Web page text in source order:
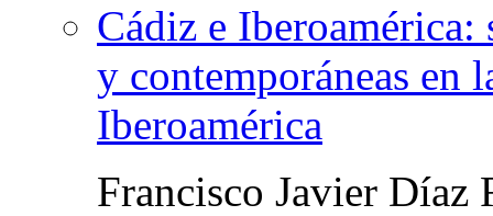
Cádiz e
y contemporáneas en
Iberoamérica
Francisco Javier Díaz